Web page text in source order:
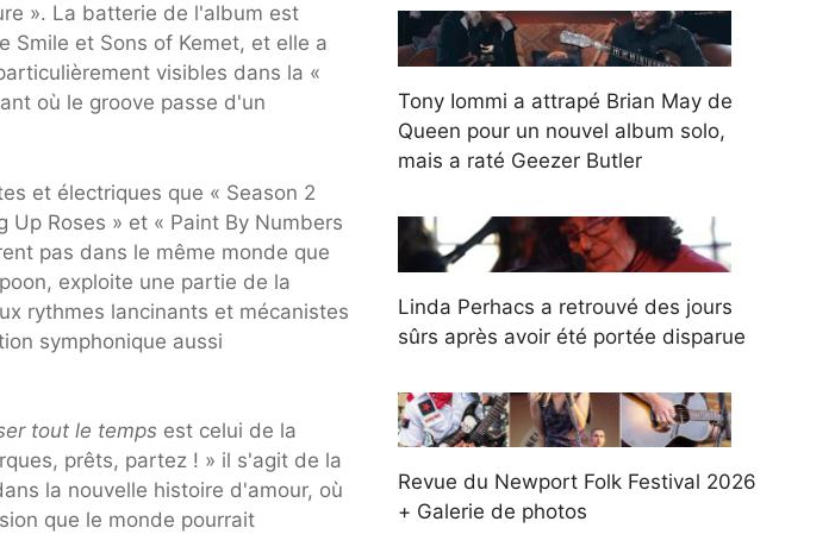
». La batterie de l'album est
Smile et Sons of Kemet, et elle a
visibles dans la «
où le groove passe d'un
et électriques que « Season 2
Up Roses » et « Paint By Numbers
pas dans le même monde que
exploite une partie de la
rythmes lancinants et mécanistes
symphonique aussi
tout le temps est celui de la
prêts, partez ! » il s'agit de la
la nouvelle histoire d'amour, où
que le monde pourrait
Tony Iommi a attrapé Brian May de
Queen pour un nouvel album solo,
mais a raté Geezer Butler
Linda Perhacs a retrouvé des jours
sûrs après avoir été portée disparue
Revue du Newport Folk Festival 2026
+ Galerie de photos